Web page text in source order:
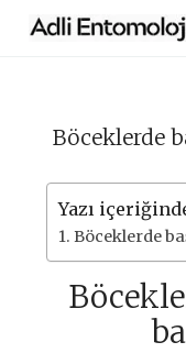
Böceklerde
Yazı
Böceklerde